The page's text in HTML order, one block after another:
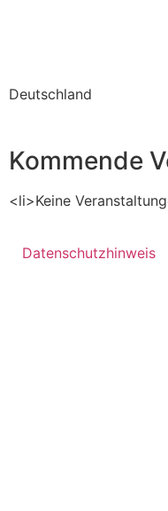
Deutschland
Kommende
<li>Keine
Datenschutzhinweis